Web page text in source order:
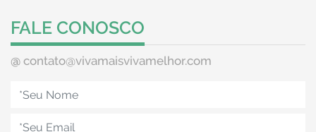
FALE CONOSCO
@ contato@vivamaisvivamelhor.com